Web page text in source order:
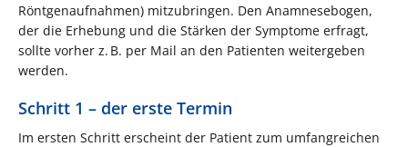
Röntgenaufnahmen) mitzubringen. Den Anamnesebogen,
der die Erhebung und die Stärken der Symptome erfragt,
sollte vorher z. B. per Mail an den Patienten weitergeben
werden.
Schritt 1 – der erste Termin
Im ersten Schritt erscheint der Patient zum umfangreichen